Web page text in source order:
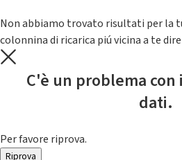
Non abbiamo trovato risultati per la
colonnina di ricarica piú vicina a te
C'è un problema
dati.
Per favore riprova.
Riprova